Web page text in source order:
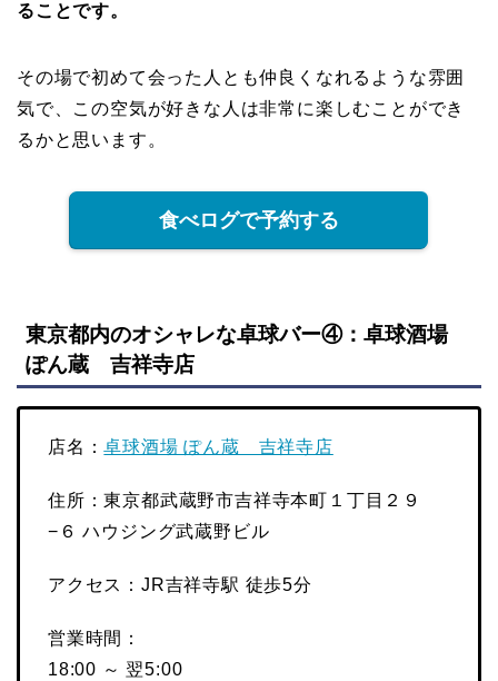
ることです。
その場で初めて会った人とも仲良くなれるような雰囲
気で、この空気が好きな人は非常に楽しむことができ
るかと思います。
食べログで予約する
東京都内のオシャレな卓球バー④：卓球酒場
ぽん蔵 吉祥寺店
店名：卓球酒場 ぽん蔵 吉祥寺店
住所：東京都武蔵野市吉祥寺本町１丁目２９
−６ ハウジング武蔵野ビル
アクセス：JR吉祥寺駅 徒歩5分
営業時間：
18:00 ～ 翌5:00